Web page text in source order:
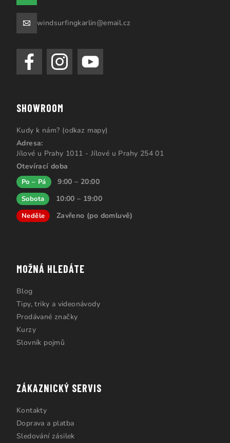
windsurfingkarlin@email.cz
SHOWROOM
Kudy k nám? (odkaz mapy)
Adresa:
Jílové u Prahy 1011 - Jílové u Prahy 254 01
Otevírací doba
Po – Pá 9:00 – 20:00
Sobota 10:00 – 19:00
Neděle Zavřeno (po domluvě)
MOŽNÁ HLEDÁTE
Blog
Tipy, triky a videonávody
Prodávané značky
Kurzy
Slovník pojmů
ZÁKAZNICKÝ SERVIS
Kontakty
Doprava a platba
Sledování zásilek